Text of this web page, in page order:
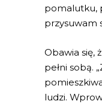
pomalutku,
przysuwam
Obawia się,
pełni sobą.
ludzi.